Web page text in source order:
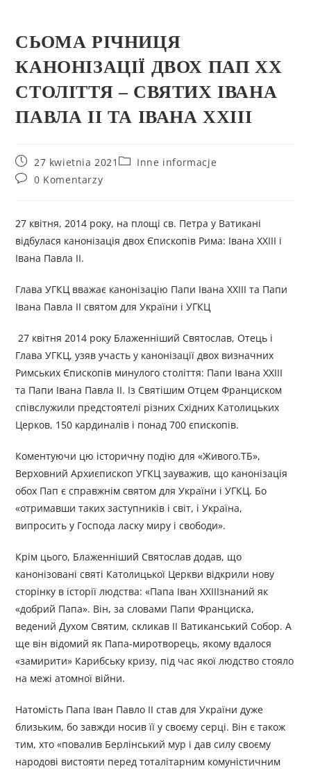
СЬОМА РІЧНИЦЯ
КАНОНІЗАЦІЇ ДВОХ ПАП ХХ
СТОЛІТТЯ – СВЯТИХ ІВАНА
ПАВЛА ІІ ТА ІВАНА ХХІІІ
27 kwietnia 2021
Inne informacje
0 Komentarzy
27 квітня, 2014 року, на площі св. Петра у Ватикані
відбулася канонізація двох Єпископів Рима: Івана ХХІІІ і
Івана Павла ІІ.
Глава УГКЦ вважає канонізацію Папи Івана XXIII та Папи
Івана Павла II святом для України і УГКЦ
27 квітня 2014 року Блаженніший Святослав, Отець і
Глава УГКЦ, узяв участь у канонізації двох визначних
Римських Єпископів минулого століття: Папи Івана XXIII
та Папи Івана Павла II. Із Святішим Отцем Франциском
співслужили предстоятелі різних Східних Католицьких
Церков, 150 кардиналів і понад 700 єпископів.
Коментуючи цю історичну подію для «Живого.ТБ»,
Верховний Архиєпископ УГКЦ зауважив, що канонізація
обох Пап є справжнім святом для України і УГКЦ. Бо
«отримавши таких заступників і світ, і Україна,
випросить у Господа ласку миру і свободи».
Крім цього, Блаженніший Святослав додав, що
канонізовані святі Католицької Церкви відкрили нову
сторінку в історії людства: «Папа Іван XXIIIзнаний як
«добрий Папа». Він, за словами Папи Франциска,
ведений Духом Святим, скликав II Ватиканський Собор. А
ще він відомий як Папа-миротворець, якому вдалося
«замирити» Карибську кризу, під час якої людство стояло
на межі атомної війни.
Натомість Папа Іван Павло II став для України дуже
близьким, бо завжди носив її у своєму серці. Він є також
тим, хто «повалив Берлінський мур і дав силу своєму
народові вистояти перед тоталітарним комуністичним